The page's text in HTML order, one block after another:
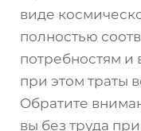
виде
полностью
потребностям и
при этом траты
Обратите
вы без труда